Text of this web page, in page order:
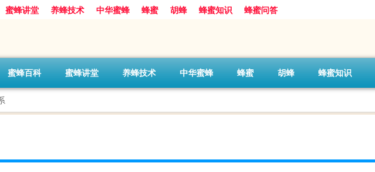
蜜蜂讲堂 养蜂技术 中华蜜蜂 蜂蜜 胡蜂 蜂蜜知识 蜂蜜问答
蜜蜂百科 蜜蜂讲堂 养蜂技术 中华蜜蜂 蜂蜜 胡蜂 蜂蜜知识